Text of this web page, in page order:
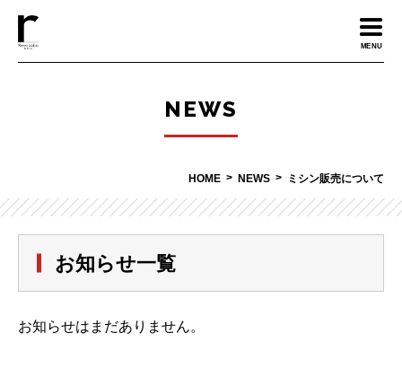
MENU
NEWS
HOME NEWS ミシン販売について
お知らせ一覧
お知らせはまだありません。